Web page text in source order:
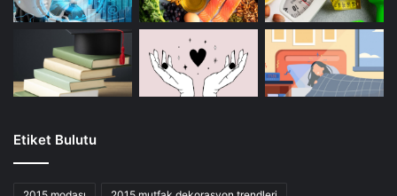
Etiket Bulutu